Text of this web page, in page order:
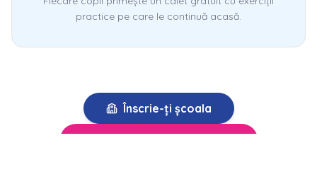
practice pe care le continuă acasă.
Înscrie-ți școala